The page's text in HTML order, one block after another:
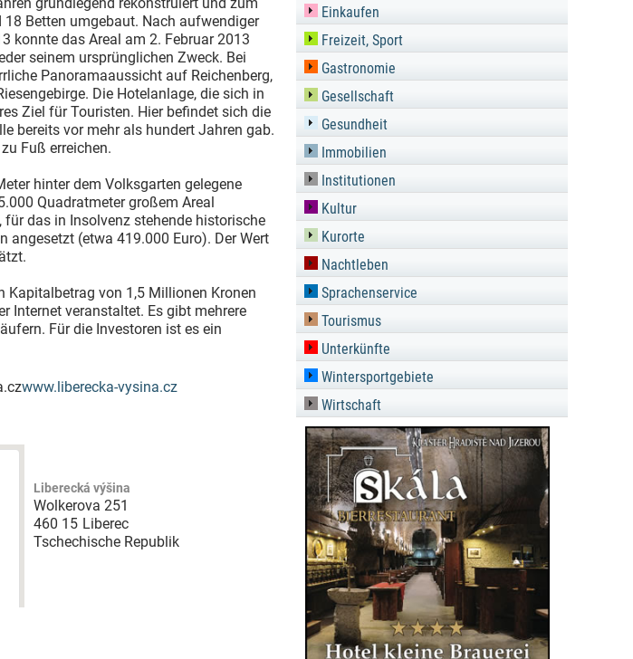
Betten umgebaut. Nach aufwendiger
konnte das Areal am 2. Februar 2013
seinem ursprünglichen Zweck. Bei
Panoramaaussicht auf Reichenberg,
Die Hotelanlage, die sich in
Ziel für Touristen. Hier befindet sich die
bereits vor mehr als hundert Jahren gab.
Fuß erreichen.
hinter dem Volksgarten gelegene
Quadratmeter großem Areal
das in Insolvenz stehende historische
angesetzt (etwa 419.000 Euro). Der Wert
Kapitalbetrag von 1,5 Millionen Kronen
Internet veranstaltet. Es gibt mehrere
Für die Investoren ist es ein
www.liberecka-vysina.cz
Liberecká výšina
Wolkerova 251
460 15 Liberec
Tschechische Republik
Einkaufen
Freizeit, Sport
Gastronomie
Gesellschaft
Gesundheit
Immobilien
Institutionen
Kultur
Kurorte
Nachtleben
Sprachenservice
Tourismus
Unterkünfte
Wintersportgebiete
Wirtschaft